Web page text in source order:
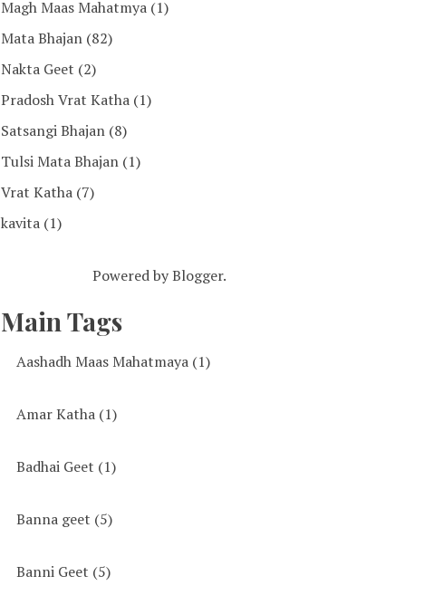
Magh Maas Mahatmya (1)
Mata Bhajan (82)
Nakta Geet (2)
Pradosh Vrat Katha (1)
Satsangi Bhajan (8)
Tulsi Mata Bhajan (1)
Vrat Katha (7)
kavita (1)
Powered byBlogger.
Main Tags
Aashadh Maas Mahatmaya (1)
Amar Katha (1)
Badhai Geet (1)
Banna geet (5)
Banni Geet (5)